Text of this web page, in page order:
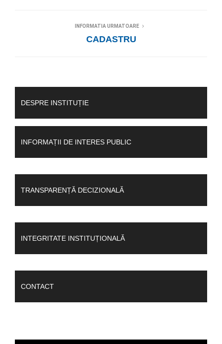
INFORMATIA URMATOARE
CADASTRU
DESPRE INSTITUȚIE
INFORMAȚII DE INTERES PUBLIC
TRANSPARENȚĂ DECIZIONALĂ
INTEGRITATE INSTITUȚIONALĂ
CONTACT